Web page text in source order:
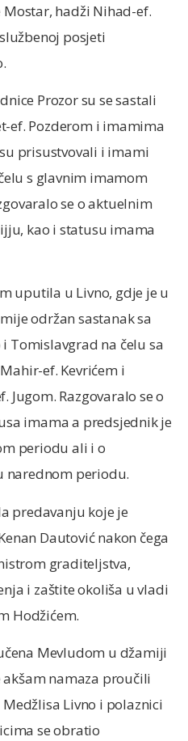
hadži Nihad-ef.
posjeti
Prozor su se sastali
ef. Pozderom i imamima
prisustvovali i imami
s glavnim imamom
se o aktuelnim
kao i statusu imama
uputila u Livno, gdje je u
održan sastanak sa
Tomislavgrad na čelu sa
ef. Kevrićem i
Jugom. Razgovaralo se o
imama a predsjednik je
periodu ali i o
narednom periodu.
predavanju koje je
Dautović nakon čega
graditeljstva,
i zaštite okoliša u vladi
Hodžićem.
Mevludom u džamiji
namaza proučili
Livno i polaznici
se obratio